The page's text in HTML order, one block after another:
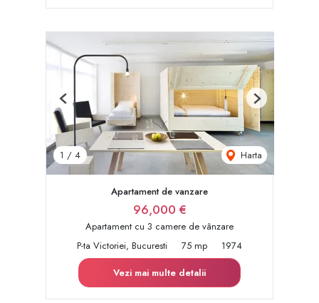
1 / 4 Harta
Previous Next
Apartament de vanzare
96,000 €
Apartament cu 3 camere de vânzare
P-ta Victoriei, Bucuresti
75 mp
1974
Vezi mai multe detalii